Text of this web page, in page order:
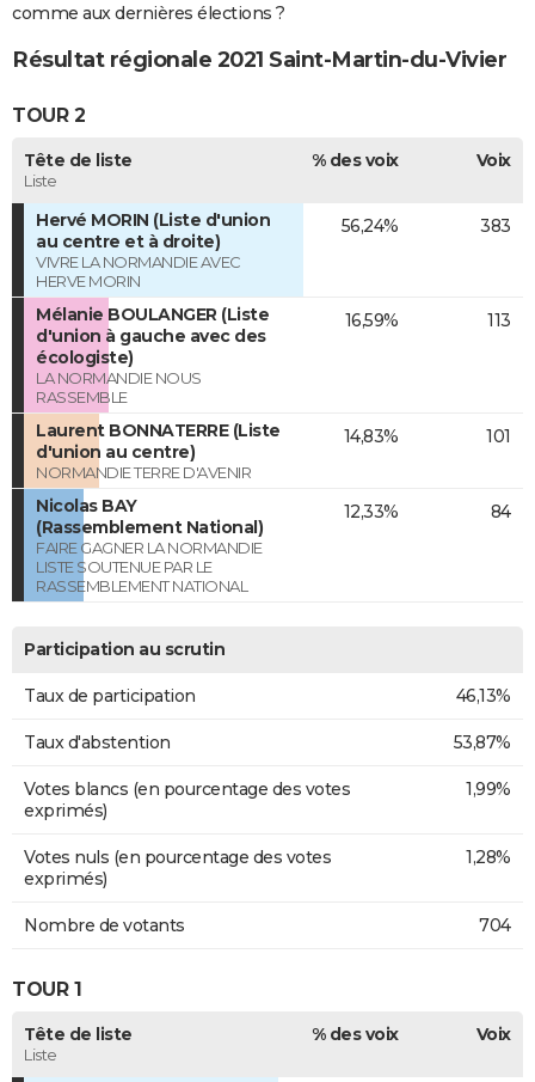
comme aux dernières élections ?
Résultat régionale 2021 Saint-Martin-du-Vivier
TOUR 2
Tête de liste
Liste
% des voix Voix
Hervé MORIN (Liste d'union
au centre et à droite)
VIVRE LA NORMANDIE AVEC
HERVE MORIN
56,24% 383
Mélanie BOULANGER (Liste
d'union à gauche avec des
écologiste)
LA NORMANDIE NOUS
RASSEMBLE
16,59% 113
Laurent BONNATERRE (Liste
d'union au centre)
NORMANDIE TERRE D'AVENIR
14,83% 101
Nicolas BAY
(Rassemblement National)
FAIRE GAGNER LA NORMANDIE
LISTE SOUTENUE PAR LE
RASSEMBLEMENT NATIONAL
12,33% 84
Participation au scrutin
Taux de participation 46,13%
Taux d'abstention 53,87%
Votes blancs (en pourcentage des votes
exprimés)
1,99%
Votes nuls (en pourcentage des votes
exprimés)
1,28%
Nombre de votants 704
TOUR 1
Tête de liste
Liste
% des voix Voix